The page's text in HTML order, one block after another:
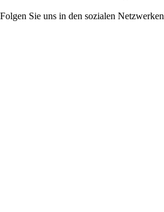
Folgen Sie uns in den sozialen Netzwerken